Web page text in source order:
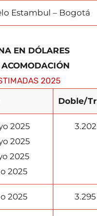
Estambul – Bogotá
EN DÓLARES
2025
Doble/
2025
2025
2025
2025
3.202
2025 3.295